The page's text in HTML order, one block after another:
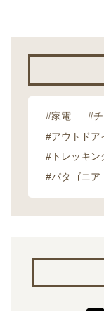
#家電 #
#アウトドア
#トレッキン
#パタゴニア